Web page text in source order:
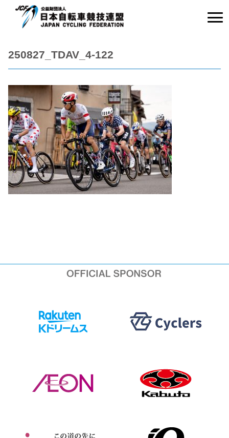
250827_TDAV_4-122